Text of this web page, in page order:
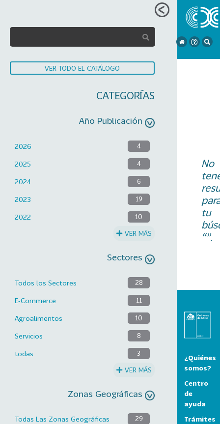
VER TODO EL CATÁLOGO
CATEGORÍAS
Año Publicación
2026 4
2025 4
2024 6
2023 19
2022 10
VER MÁS
Sectores
Todos los Sectores 28
E-Commerce 11
Agroalimentos 10
Servicios 8
todas 3
VER MÁS
Zonas Geográficas
Todas Las Zonas Geográficas 29
No
tu
“”.
¿Quiénes
somos?
Centro
de
ayuda
Trámites